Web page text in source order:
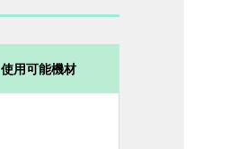
使用可能機材